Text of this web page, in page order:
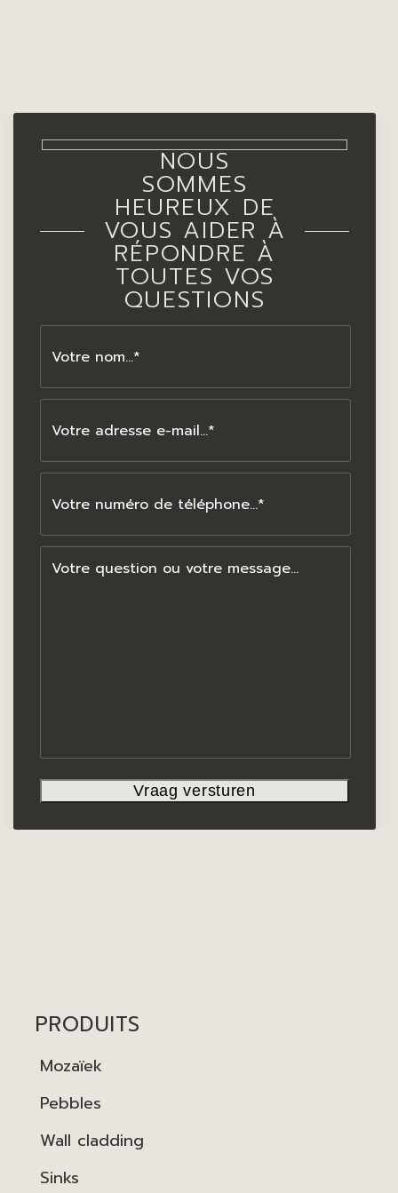
NOUS
SOMMES
HEUREUX DE
VOUS AIDER À
RÉPONDRE À
TOUTES VOS
QUESTIONS
PRODUITS
Mozaïek
Pebbles
Wall cladding
Sinks